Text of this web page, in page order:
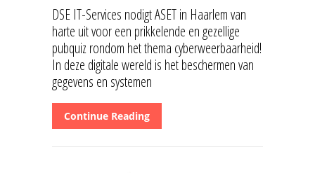
DSE IT-Services nodigt ASET in Haarlem van
harte uit voor een prikkelende en gezellige
pubquiz rondom het thema cyberweerbaarheid!
In deze digitale wereld is het beschermen van
gegevens en systemen
Continue Reading